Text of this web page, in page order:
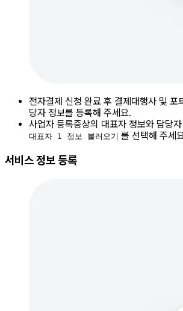
전자결제 신청 완료 후 결제대행사 및 포
당자 정보를 등록해 주세요.
사업자 등록증상의 대표자 정보와 담당
대표자 1 정보 불러오기 를 선택해 주세
서비스 정보 등록